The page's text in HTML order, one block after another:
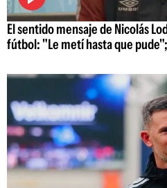
El sentido mensaje de Nicolás
fútbol: "Le metí hasta que